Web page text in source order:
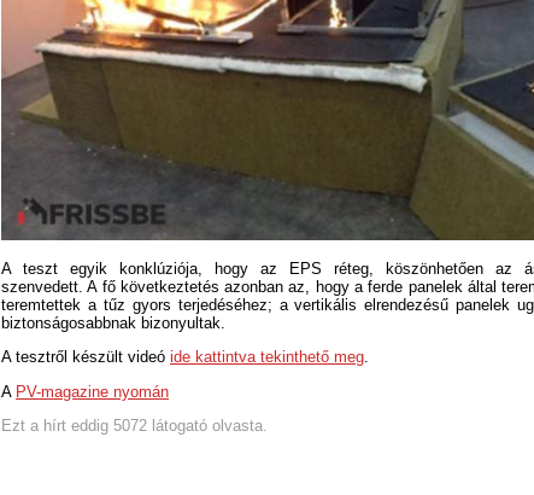
A teszt egyik konklúziója, hogy az EPS réteg, köszönhetően az
szenvedett. A fő következtetés azonban az, hogy a ferde panelek által
teremtettek a tűz gyors terjedéséhez; a vertikális elrendezésű panelek
biztonságosabbnak bizonyultak.
A tesztről készült videóide kattintva tekinthető meg.
A PV-magazine nyomán
Ezt a hírt eddig 5072 látogató olvasta.